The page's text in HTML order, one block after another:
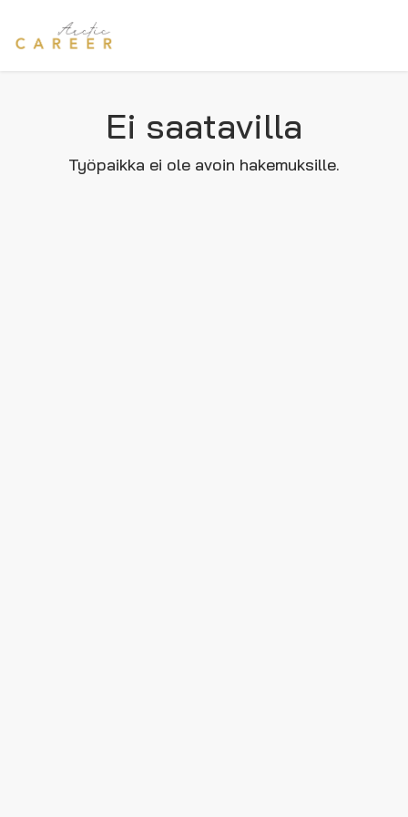
Ei saatavilla
Työpaikka ei ole avoin hakemuksille.